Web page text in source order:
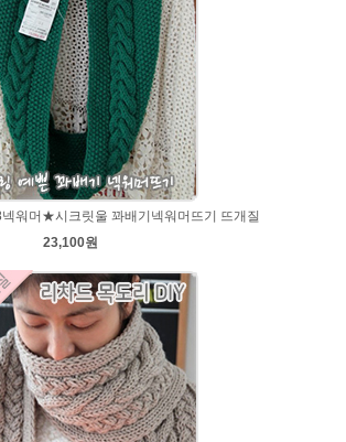
워머★시크릿울 꽈배기넥워머뜨기 뜨개질
23,100원